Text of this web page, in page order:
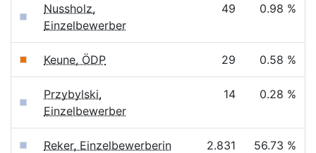
Nussholz,
Einzelbewerber
49 0.98 %
Keune, ÖDP 29 0.58 %
Przybylski,
Einzelbewerber
14 0.28 %
Reker, Einzelbewerberin 2.831 56.73 %